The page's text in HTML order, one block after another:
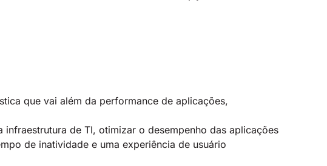
que vai além da performance de aplicações,
de TI, otimizar o desempenho das aplicações
de inatividade e uma experiência de usuário